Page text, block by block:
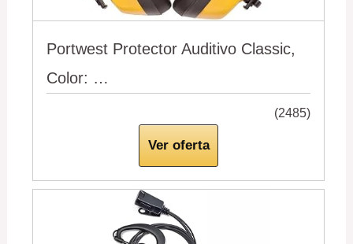
Portwest Protector Auditivo Classic,
Color: …
(2485)
Ver oferta